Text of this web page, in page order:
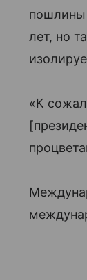
пошлины
лет, но
«К